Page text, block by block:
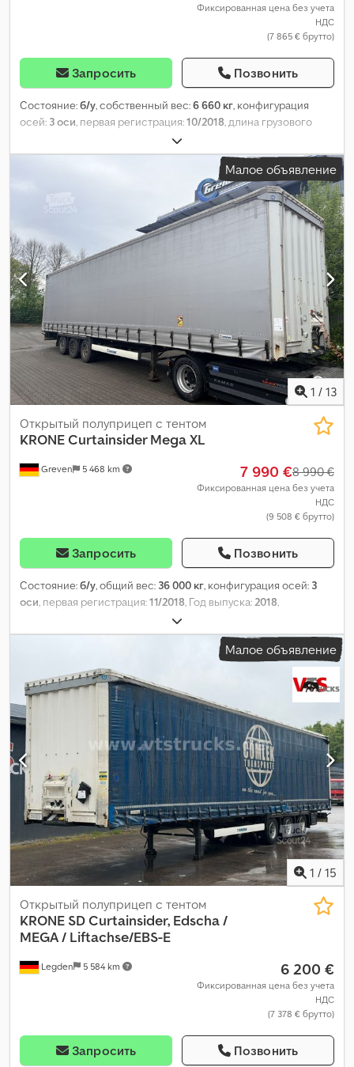
Фиксированная цена без учета
НДС
(7 865 € брутто)
Запросить Позвонить
Состояние:б/у, собственный вес:6 660 кг, конфигурация
осей: 3 оси , первая регистрация:10/2018 , длина грузового
, ширина пространства для загрузки:
мм, высота грузового отсека:2 795 мм, объем грузового
385/55 R22,5, колесная
, Год выпуска:2018,
Малое объявление
1 / 13
Greven 5 468 km
Открытый полуприцеп с тентом
KRONECurtainsider Mega XL
7 990 €8 990 €
Фиксированная цена без учета
НДС
(9 508 € брутто)
Запросить Позвонить
Состояние:б/у, общий вес: 36 000 кг, конфигурация осей: 3
оси, первая регистрация:11/2018, Год выпуска:2018,
Малое объявление
1 / 15
Legden 5 584 km
Открытый полуприцеп с тентом
KRONE SD Curtainsider, Edscha /
MEGA / Liftachse/EBS-E
6 200 €
Фиксированная цена без учета
НДС
(7 378 € брутто)
Запросить Позвонить